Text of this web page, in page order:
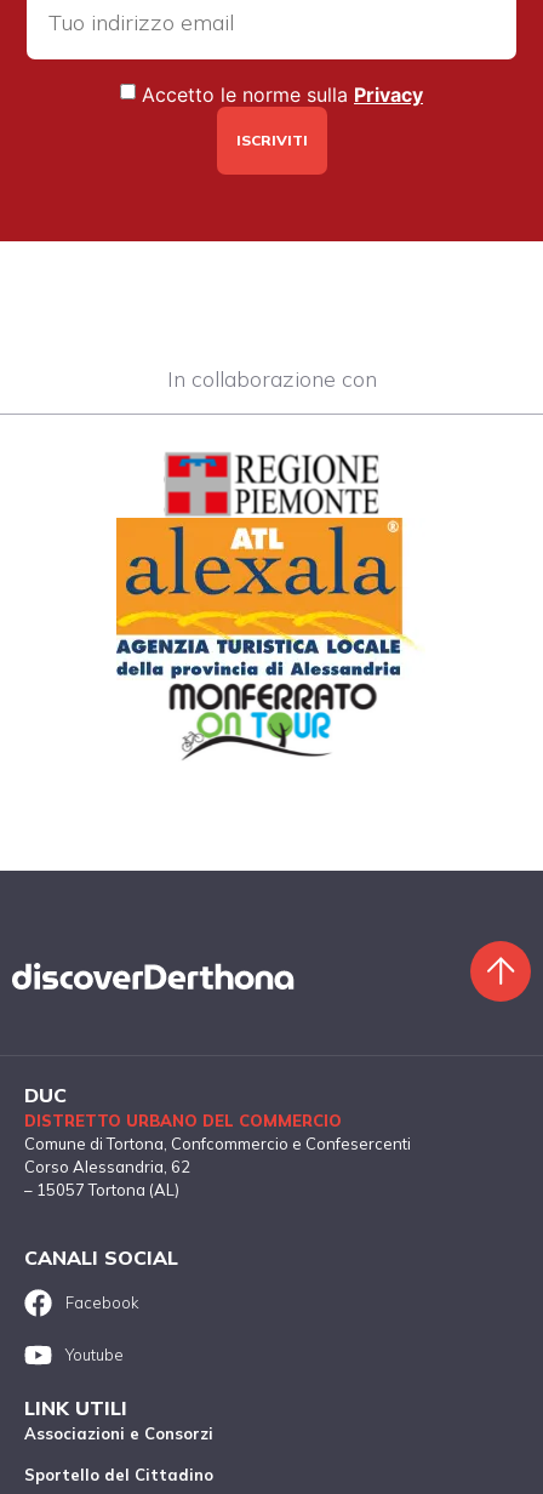
Accetto le norme sulla Privacy
In collaborazione con
DUC
DISTRETTO URBANO DEL COMMERCIO
Comune di Tortona , Confcommercio e Confesercenti
Corso Alessandria, 62
– 15057 Tortona (AL)
CANALI SOCIAL
Facebook
Youtube
LINK UTILI
Associazioni e Consorzi
Sportello del Cittadino